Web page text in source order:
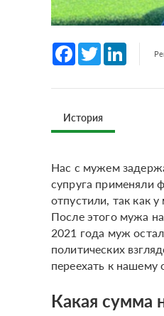
Facebook
Twitter LinkedIn
История
Нас с мужем
супруга применяли
отпустили, так как
После этого мужа
2021 года муж
политических
переехать к нашему
Какая сумма